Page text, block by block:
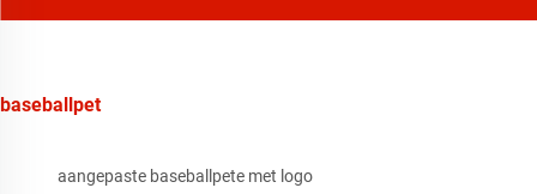
baseballpet
aangepaste baseballpete met logo